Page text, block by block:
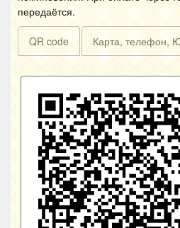
передаётся.
QR code Карта, телефон,